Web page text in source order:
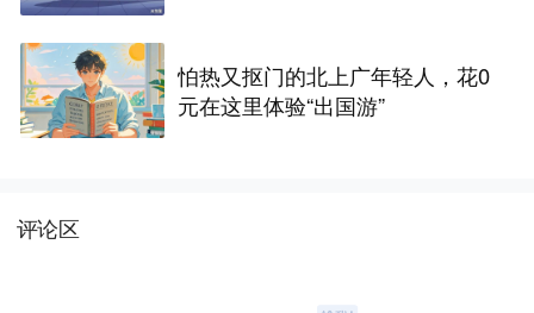
怕热又抠门的北上广年轻人，花0
元在这里体验“出国游”
评论区